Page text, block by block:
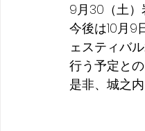
9月30（土
今後は10月9
ェスティバ
行う予定との
是非、城之